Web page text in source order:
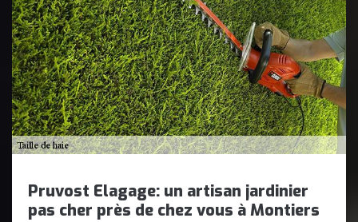
Pruvost Elagage: un artisan jardinier
pas cher près de chez vous à Montiers